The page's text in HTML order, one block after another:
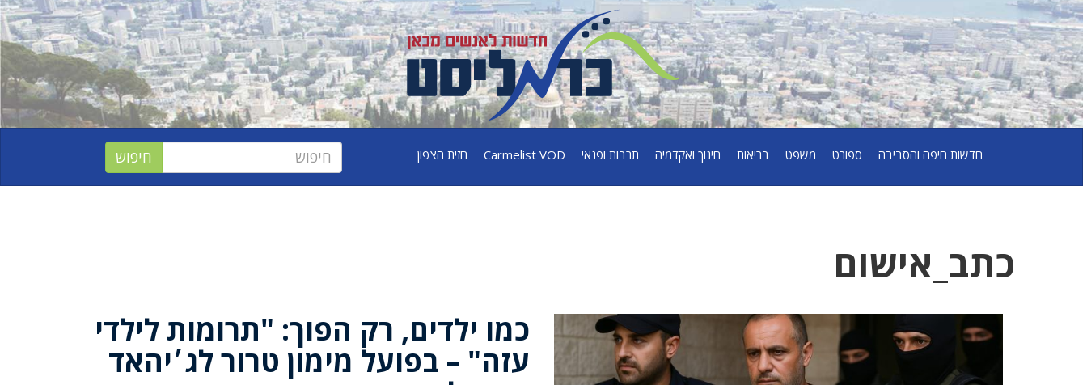
חדשות חיפה והסביבה ספורט משפט בריאות חינוך ואקדמיה תרבות ופנאי Carmelist VOD חזית הצפון
כתב_אישום
כמו ילדים, רק הפוך: "תרומות לילדי
עזה" – בפועל מימון טרור לג׳יהאד